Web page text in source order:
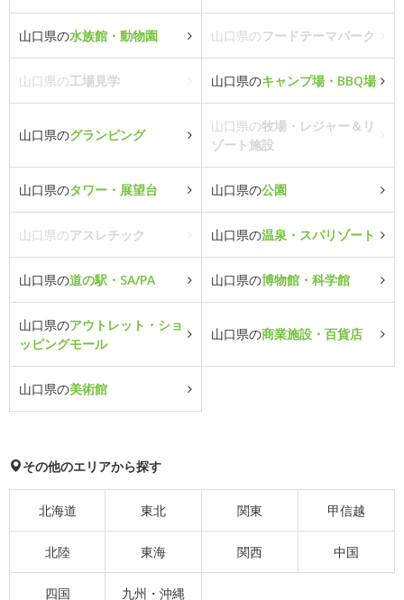
山口県の水族館・動物園 山口県のフードテーマパーク
山口県の工場見学 山口県のキャンプ場・BBQ場
山口県のグランピング
山口県の牧場・レジャー＆リ
ゾート施設
山口県のタワー・展望台 山口県の公園
山口県のアスレチック 山口県の温泉・スパリゾート
山口県の道の駅・SA/PA 山口県の博物館・科学館
山口県のアウトレット・ショ
ッピングモール
山口県の商業施設・百貨店
山口県の美術館
その他のエリアから探す
北海道 東北 関東 甲信越
北陸 東海 関西 中国
四国 九州・沖縄